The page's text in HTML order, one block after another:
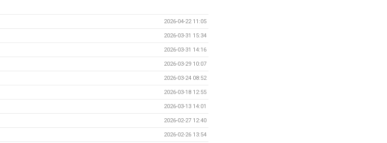
2026-04-22 11:05
2026-03-31 15:34
2026-03-31 14:16
2026-03-29 10:07
2026-03-24 08:52
2026-03-18 12:55
2026-03-13 14:01
2026-02-27 12:40
2026-02-26 13:54